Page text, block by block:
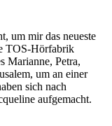
um mir das neueste
TOS-Hörfabrik
Marianne, Petra,
um an einer
sich nach
aufgemacht.